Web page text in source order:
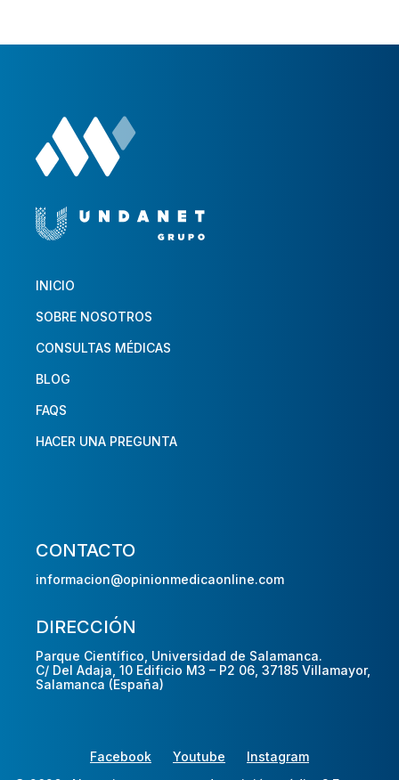
INICIO
SOBRE NOSOTROS
CONSULTAS MÉDICAS
BLOG
FAQS
HACER UNA PREGUNTA
CONTACTO
informacion@opinionmedicaonline.com
DIRECCIÓN
Parque Científico, Universidad de Salamanca.
C/ Del Adaja, 10 Edificio M3 – P2 06, 37185 Villamayor,
Salamanca (España)
Facebook Youtube
Instagram